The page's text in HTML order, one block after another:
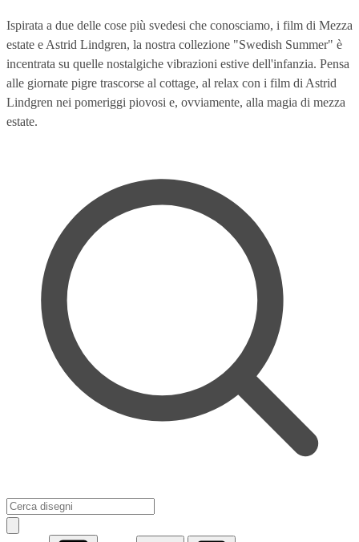
Ispirata a due delle cose più svedesi che conosciamo, i film di Mezza
estate e Astrid Lindgren, la nostra collezione "Swedish Summer" è
incentrata su quelle nostalgiche vibrazioni estive dell'infanzia. Pensa
alle giornate pigre trascorse al cottage, al relax con i film di Astrid
Lindgren nei pomeriggi piovosi e, ovviamente, alla magia di mezza
estate.